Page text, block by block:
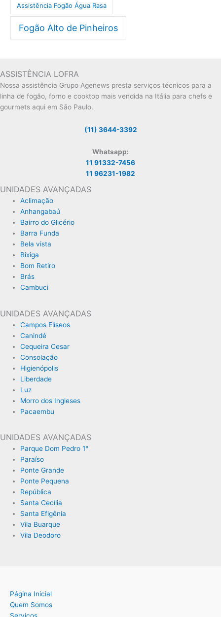
Assistência Fogão Água Rasa
Fogão Alto de Pinheiros
ASSISTÊNCIA LOFRA
Nossa assistência Grupo Agenews presta serviços técnicos para a
linha de fogão, forno e cooktop mais vendida na Itália para chefs e
gourmets aqui em São Paulo.
(11) 3644-3392
Whatsapp:
11 91332-7456
11 96231-1982
UNIDADES AVANÇADAS
Aclimação
Anhangabaú
Bairro do Glicério
Barra Funda
Bela vista
Bixiga
Bom Retiro
Brás
Cambuci
UNIDADES AVANÇADAS
Campos Elíseos
Canindé
Cequeira Cesar
Consolação
Higienópolis
Liberdade
Luz
Morro dos Ingleses
Pacaembu
UNIDADES AVANÇADAS
Parque Dom Pedro 1°
Paraíso
Ponte Grande
Ponte Pequena
República
Santa Cecília
Santa Efigênia
Vila Buarque
Vila Deodoro
Página Inicial
Quem Somos